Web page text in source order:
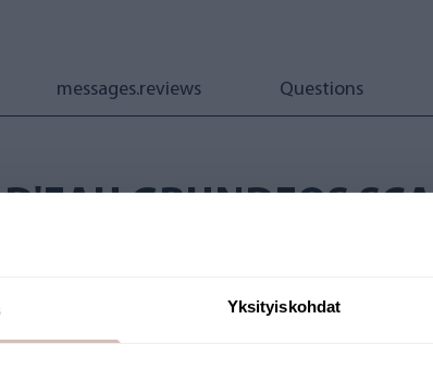
Yksityiskohdat
messages.reviews Questions
GRUNDFOS
constante. La pompe à eau Grundfos
résidences secondaires, les exploitations
le SCALA2 est idéal pour les endroits où
même si quelqu'un tire la chasse d'eau ou si la